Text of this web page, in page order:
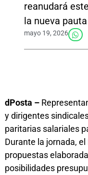
reanudará
la nueva
mayo 19, 2026
dPosta –
y dirigentes
paritarias salariales
Durante la jornada,
propuestas
posibilidades